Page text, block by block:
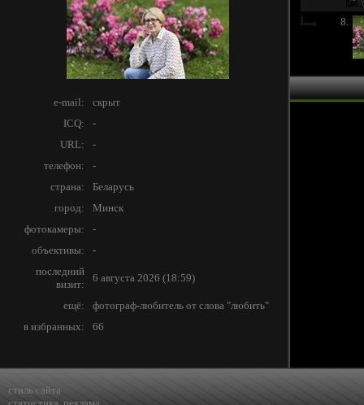
e-mail:
скрыт
ICQ:
-
URL:
-
телефон:
-
страна:
Беларусь
город:
Минск
фотокамеры:
-
объективы:
-
последний
визит:
6 августа 2026 (18:59)
ещё:
фотограф-любитель от слова "любить"
в избранных:
66
8.
стиль сайта